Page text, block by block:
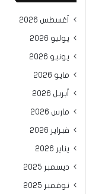
أغسطس 2026
يوليو 2026
يونيو 2026
مايو 2026
أبريل 2026
مارس 2026
فبراير 2026
يناير 2026
ديسمبر 2025
نوفمبر 2025